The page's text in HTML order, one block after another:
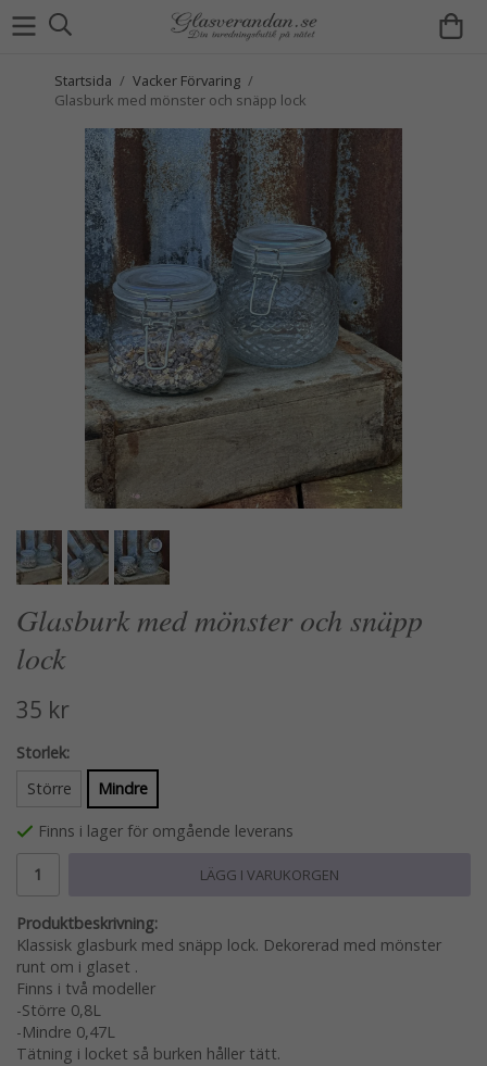
Startsida / Vacker Förvaring /
Glasburk med mönster och snäpp lock
Glasburk med mönster och snäpp
lock
35 kr
Storlek:
Större
Mindre
Finns i lager för omgående leverans
LÄGG I VARUKORGEN
Produktbeskrivning:
Klassisk glasburk med snäpp lock. Dekorerad med mönster
runt om i glaset .
Finns i två modeller
-Större 0,8L
-Mindre 0,47L
Tätning i locket så burken håller tätt.